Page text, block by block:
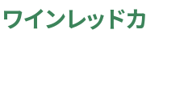
インレッドカ